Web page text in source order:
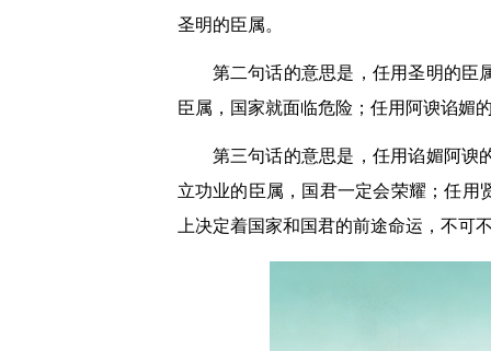
圣明的臣属。
第二句话的意思是，任用圣明的臣
臣属，国家就面临危险；任用阿谀谄媚
第三句话的意思是，任用谄媚阿谀
立功业的臣属，国君一定会荣耀；任
上决定着国家和国君的前途命运，不可